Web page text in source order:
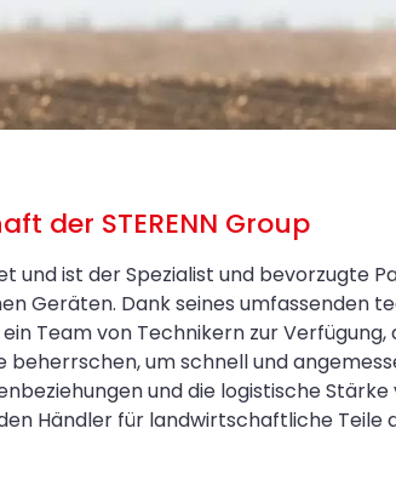
der STERENN Group
und ist der Spezialist und bevorzugte
Geräten. Dank seines umfassenden
ein Team von Technikern zur
um schnell und
und die logistische Stärke
Händler für landwirtschaftliche Teile